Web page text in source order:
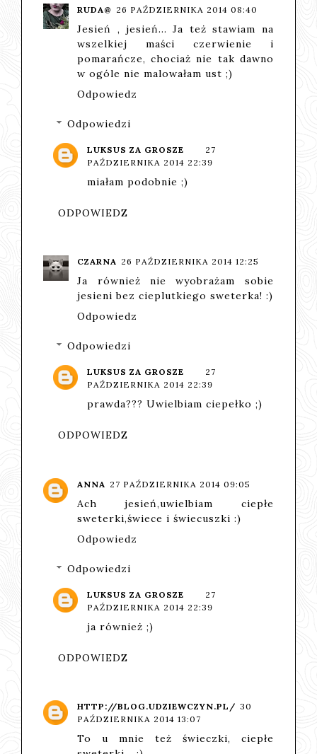
RUDA@ 26 PAŹDZIERNIKA 2014 08:40
Jesień , jesień... Ja też stawiam na
wszelkiej maści czerwienie i
pomarańcze, chociaż nie tak dawno
w ogóle nie malowałam ust ;)
Odpowiedz
Odpowiedzi
LUKSUS ZA GROSZE
27
PAŹDZIERNIKA 2014 22:39
miałam podobnie ;)
ODPOWIEDZ
CZARNA 26 PAŹDZIERNIKA 2014 12:25
Ja również nie wyobrażam sobie
jesieni bez cieplutkiego sweterka! :)
Odpowiedz
Odpowiedzi
LUKSUS ZA GROSZE
27
PAŹDZIERNIKA 2014 22:39
prawda??? Uwielbiam ciepełko ;)
ODPOWIEDZ
ANNA 27 PAŹDZIERNIKA 2014 09:05
Ach jesień,uwielbiam ciepłe
sweterki,świece i świecuszki :)
Odpowiedz
Odpowiedzi
LUKSUS ZA GROSZE
27
PAŹDZIERNIKA 2014 22:39
ja również ;)
ODPOWIEDZ
HTTP://BLOG.UDZIEWCZYN.PL/ 30
PAŹDZIERNIKA 2014 13:07
To u mnie też świeczki, ciepłe